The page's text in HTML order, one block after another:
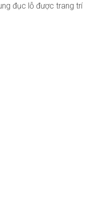
đục lỗ được trang trí